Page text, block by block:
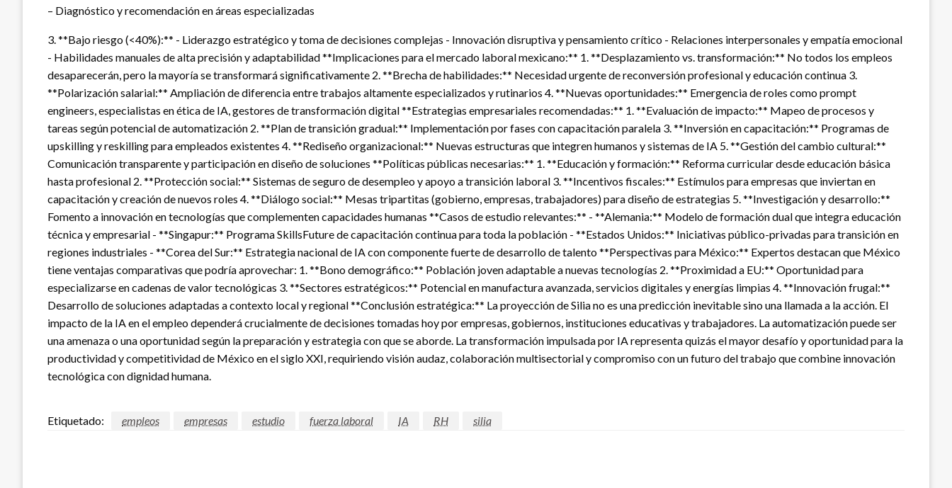
– Diagnóstico y recomendación en áreas especializadas
3. **Bajo riesgo (<40%):** - Liderazgo estratégico y toma de decisiones complejas - Innovación disruptiva y pensamiento crítico - Relaciones interpersonales y empatía emocional
- Habilidades manuales de alta precisión y adaptabilidad **Implicaciones para el mercado laboral mexicano:** 1. **Desplazamiento vs. transformación:** No todos los empleos
desaparecerán, pero la mayoría se transformará significativamente 2. **Brecha de habilidades:** Necesidad urgente de reconversión profesional y educación continua 3.
**Polarización salarial:** Ampliación de diferencia entre trabajos altamente especializados y rutinarios 4. **Nuevas oportunidades:** Emergencia de roles como prompt
engineers, especialistas en ética de IA, gestores de transformación digital **Estrategias empresariales recomendadas:** 1. **Evaluación de impacto:** Mapeo de procesos y
tareas según potencial de automatización 2. **Plan de transición gradual:** Implementación por fases con capacitación paralela 3. **Inversión en capacitación:** Programas de
upskilling y reskilling para empleados existentes 4. **Rediseño organizacional:** Nuevas estructuras que integren humanos y sistemas de IA 5. **Gestión del cambio cultural:**
Comunicación transparente y participación en diseño de soluciones **Políticas públicas necesarias:** 1. **Educación y formación:** Reforma curricular desde educación básica
hasta profesional 2. **Protección social:** Sistemas de seguro de desempleo y apoyo a transición laboral 3. **Incentivos fiscales:** Estímulos para empresas que inviertan en
capacitación y creación de nuevos roles 4. **Diálogo social:** Mesas tripartitas (gobierno, empresas, trabajadores) para diseño de estrategias 5. **Investigación y desarrollo:**
Fomento a innovación en tecnologías que complementen capacidades humanas **Casos de estudio relevantes:** - **Alemania:** Modelo de formación dual que integra educación
técnica y empresarial - **Singapur:** Programa SkillsFuture de capacitación continua para toda la población - **Estados Unidos:** Iniciativas público-privadas para transición en
regiones industriales - **Corea del Sur:** Estrategia nacional de IA con componente fuerte de desarrollo de talento **Perspectivas para México:** Expertos destacan que México
tiene ventajas comparativas que podría aprovechar: 1. **Bono demográfico:** Población joven adaptable a nuevas tecnologías 2. **Proximidad a EU:** Oportunidad para
especializarse en cadenas de valor tecnológicas 3. **Sectores estratégicos:** Potencial en manufactura avanzada, servicios digitales y energías limpias 4. **Innovación frugal:**
Desarrollo de soluciones adaptadas a contexto local y regional **Conclusión estratégica:** La proyección de Silia no es una predicción inevitable sino una llamada a la acción. El
impacto de la IA en el empleo dependerá crucialmente de decisiones tomadas hoy por empresas, gobiernos, instituciones educativas y trabajadores. La automatización puede ser
una amenaza o una oportunidad según la preparación y estrategia con que se aborde. La transformación impulsada por IA representa quizás el mayor desafío y oportunidad para la
productividad y competitividad de México en el siglo XXI, requiriendo visión audaz, colaboración multisectorial y compromiso con un futuro del trabajo que combine innovación
tecnológica con dignidad humana.
Etiquetado: empleos empresas estudio fuerza laboral IA RH silia